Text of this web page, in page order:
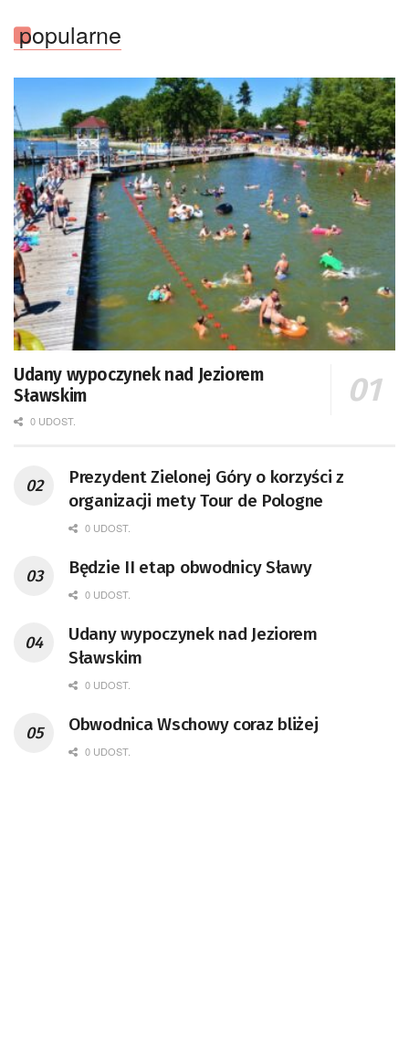
popularne
Udany wypoczynek nad Jeziorem
Sławskim
0 UDOST.
Prezydent Zielonej Góry o korzyści z
organizacji mety Tour de Pologne
0 UDOST.
Będzie II etap obwodnicy Sławy
0 UDOST.
Udany wypoczynek nad Jeziorem
Sławskim
0 UDOST.
Obwodnica Wschowy coraz bliżej
0 UDOST.